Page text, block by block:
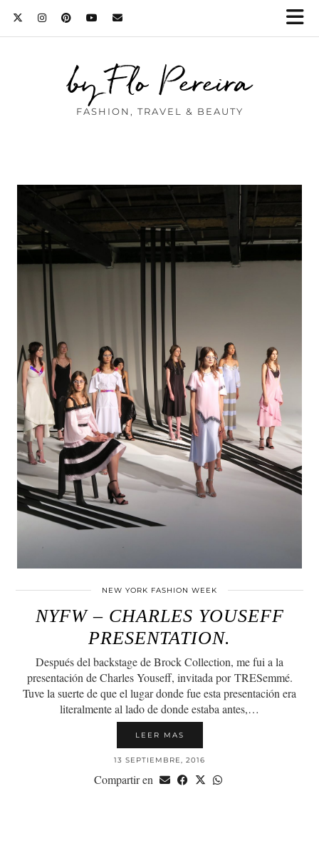
by Flo Pereira
FASHION, TRAVEL & BEAUTY
NEW YORK FASHION WEEK
NYFW – CHARLES YOUSEFF
PRESENTATION.
Después del backstage de Brock Collection, me fui a la
presentación de Charles Youseff, invitada por TRESemmé.
Tuve la suerte de que el lugar donde fue esta presentación era
literalmente al lado de donde estaba antes,…
LEER MAS
13 SEPTIEMBRE, 2016
Compartir en